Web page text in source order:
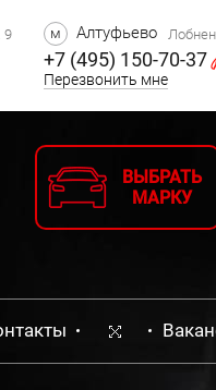
9 м Алтуфьево
+7 (495) 150-70-37
Перезвонить мне
ВЫБРАТЬ
МАРКУ